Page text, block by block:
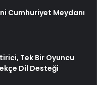
Cumhuriyet Meydanı
Tek Bir Oyuncu
Dil Desteği